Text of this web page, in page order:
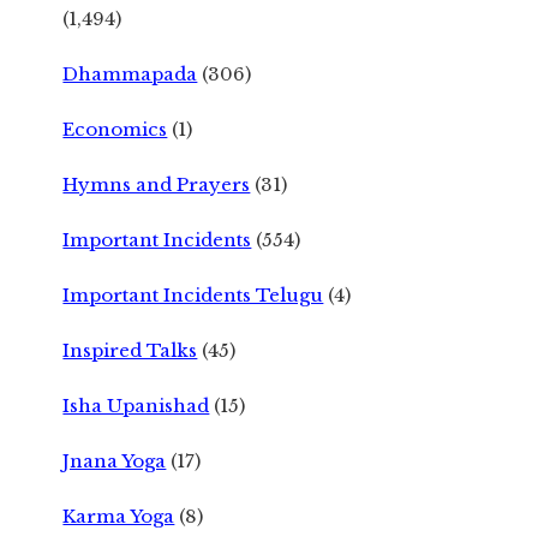
(1,494)
Dhammapada (306)
Economics (1)
Hymns and Prayers (31)
Important Incidents (554)
Important Incidents Telugu (4)
Inspired Talks (45)
Isha Upanishad (15)
Jnana Yoga (17)
Karma Yoga (8)